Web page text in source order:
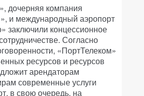
дочерняя компания
и международный аэропорт
заключили концессионное
Согласно
«ПортТелеком»
ресурсов и ресурсов
арендаторам
современные услуги
в свою очередь, на